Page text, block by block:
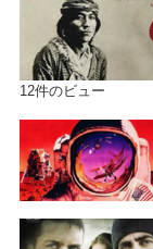
12件のビュー